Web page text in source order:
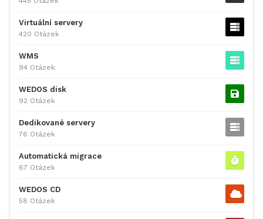
Virtuální servery
420 Otázek
WMS
94 Otázek
WEDOS disk
92 Otázek
Dedikované servery
76 Otázek
Automatická migrace
67 Otázek
WEDOS CD
58 Otázek